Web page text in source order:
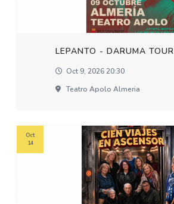
LEPANTO - DARUMA TOUR
Oct 9, 2026 20:30
Teatro Apolo Almeria
Oct
14